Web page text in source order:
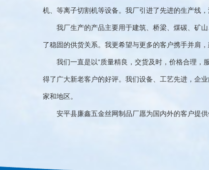
机、等离子切割机等设备。我厂引进了先进的生产线
我厂生产的产品主要用于建筑、桥梁、煤碳、矿
了稳固的供货关系。我更希望与更多的客户携手并肩
我们一直是以“质量精良，交货及时，价格合理，
得了广大新老客户的好评。我们设备、工艺先进，企
家和地区。
安平县廉鑫五金丝网制品厂愿为国内外的客户提